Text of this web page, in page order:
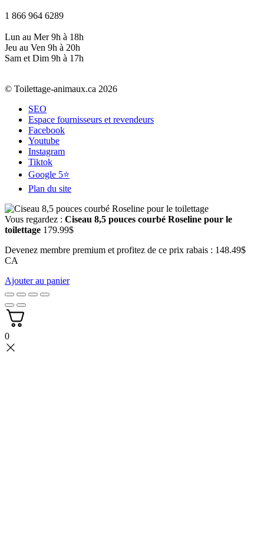
1 866 964 6289
Lun au Mer 9h à 18h
Jeu au Ven 9h à 20h
Sam et Dim 9h à 17h
© Toilettage-animaux.ca 2026
SEO
Espace fournisseurs et revendeurs
Facebook
Youtube
Instagram
Tiktok
Google 5⭐
Plan du site
Vous regardez : Ciseau 8,5 pouces courbé Roseline pour le
toilettage 179.99$
Devenez membre premium et profitez de ce prix rabais : 148.49$
CA
Ajouter au panier
0